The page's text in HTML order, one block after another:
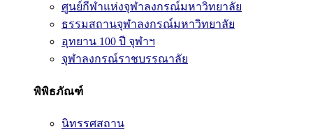
ศูนย์กีฬาแห่งจุฬาลงกรณ์มหาวิทยาลัย
ธรรมสถานจุฬาลงกรณ์มหาวิทยาลัย
อุทยาน 100 ปี จุฬาฯ
จุฬาลงกรณ์ราชบรรณาลัย
พิพิธภัณฑ์
นิทรรศสถาน